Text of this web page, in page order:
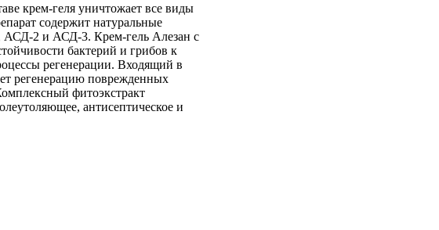
крем-геля уничтожает все виды
содержит натуральные
АСД-2 и АСД-3. Крем-гель Алезан с
бактерий и грибов к
регенерации. Входящий в
регенерацию поврежденных
фитоэкстракт
антисептическое и